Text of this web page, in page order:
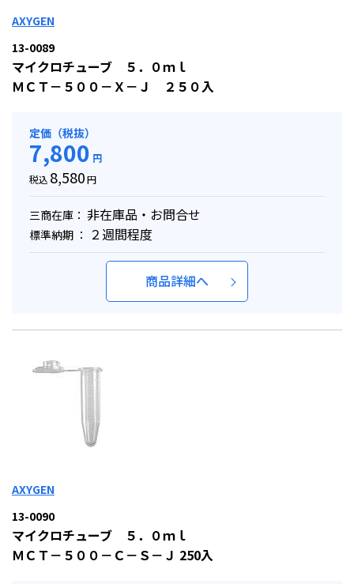
AXYGEN
13-0089
マイクロチューブ ５．０ｍｌ
ＭＣＴ－５００－Ｘ－Ｊ ２５０入
定価（税抜）
7,800 円
税込 8,580円
三商在庫： 非在庫品・お問合せ
標準納期 ： ２週間程度
商品詳細へ
AXYGEN
13-0090
マイクロチューブ ５．０ｍｌ
ＭＣＴ－５００－Ｃ－Ｓ－Ｊ 250入